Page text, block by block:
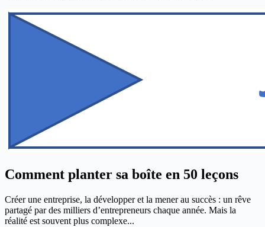
Comment planter sa boîte en 50 leçons
Créer une entreprise, la développer et la mener au succès : un rêve
partagé par des milliers d’entrepreneurs chaque année. Mais la
réalité est souvent plus complexe...